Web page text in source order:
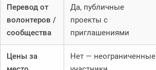
Перевод от
волонтеров /
сообщества
Да, публичные
проекты с
приглашениями
Цены за
Нет — неограниченные